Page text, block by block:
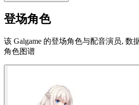
登场角色
该 Galgame 的登场角色与配音演员, 数
角色图谱